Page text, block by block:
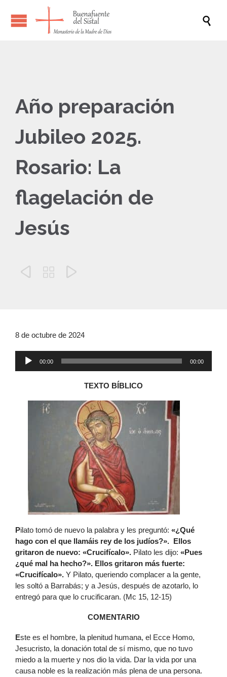

Año preparación
Jubileo 2025.
Rosario: La
flagelación de
Jesús
  
8 de octubre de 2024
00:00 00:00
TEXTO BÍBLICO
Pilato tomó de nuevo la palabra y les preguntó: «¿Qué
hago con el que llamáis rey de los judíos?». Ellos
gritaron de nuevo: «Crucifícalo». Pilato les dijo: «Pues
¿qué mal ha hecho?». Ellos gritaron más fuerte:
«Crucifícalo». Y Pilato, queriendo complacer a la gente,
les soltó a Barrabás; y a Jesús, después de azotarlo, lo
entregó para que lo crucificaran. (Mc 15, 12-15)
COMENTARIO
Este es el hombre, la plenitud humana, el Ecce Homo,
Jesucristo, la donación total de sí mismo, que no tuvo
miedo a la muerte y nos dio la vida. Dar la vida por una
causa noble es la realización más plena de una persona.